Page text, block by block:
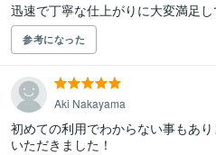
迅速で丁寧な仕上がりに大変満足
参考になった
Aki Nakayama
初めての利用でわからない事もあ
いただきました！